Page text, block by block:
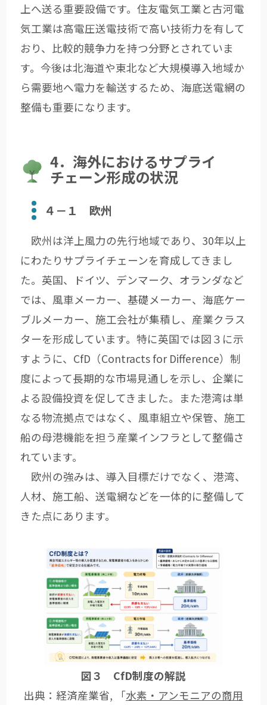
上へ送る重要設備です。住友電気工業と古河電
気工業は高電圧送電技術で高い技術力を有して
おり、比較的競争力を持つ分野とされていま
す。今後は北海道や東北など大規模導入地域か
ら需要地へ電力を輸送するため、海底送電網の
整備も重要になります。
4．海外におけるサプライ
チェーン形成の状況
４－１ 欧州
欧州は洋上風力の先行地域であり、30年以上
にわたりサプライチェーンを育成してきまし
た。英国、ドイツ、デンマーク、オランダなど
では、風車メーカー、基礎メーカー、海底ケー
ブルメーカー、施工会社が集積し、産業クラス
ターを形成しています。特に英国では図３に示
すように、CfD（Contracts for Difference）制
度によって長期的な市場見通しを示し、企業に
よる設備投資を促してきました。また港湾は単
なる物流拠点ではなく、風車組立や保管、施工
船の母港機能を担う産業インフラとして整備さ
れています。
欧州の強みは、導入目標だけでなく、港湾、
人材、施工船、送電網などを一体的に整備して
きた点にあります。
図３ CfD制度の解説
出典：経済産業省, 「水素・アンモニアの商用